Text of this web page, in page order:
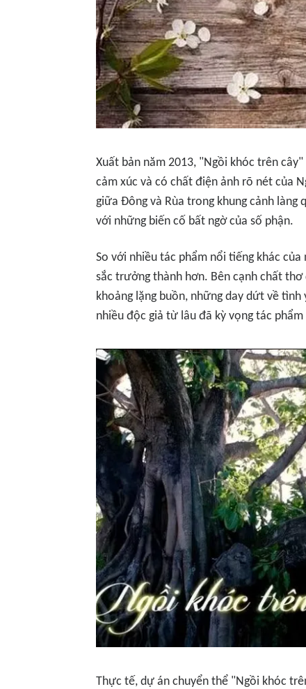
Xuất bản năm 2013, "Ngồi khóc trên
cảm xúc và có chất điện ảnh rõ nét của
giữa Đông và Rùa trong khung cảnh làng
với những biến cố bất ngờ của số phận.
So với nhiều tác phẩm nổi tiếng khác
sắc trưởng thành hơn. Bên cạnh chất
khoảng lặng buồn, những day dứt về
nhiều độc giả từ lâu đã kỳ vọng tác
Thực tế, dự án chuyển thể "Ngồi khóc